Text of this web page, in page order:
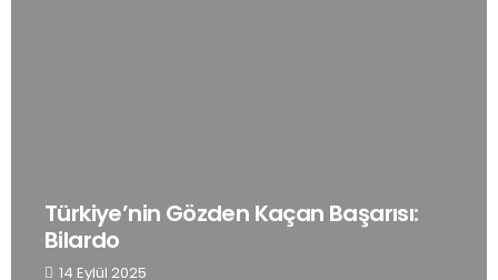
Türkiye’nin Gözden Kaçan Başarısı:
Bilardo
14 Eylül 2025